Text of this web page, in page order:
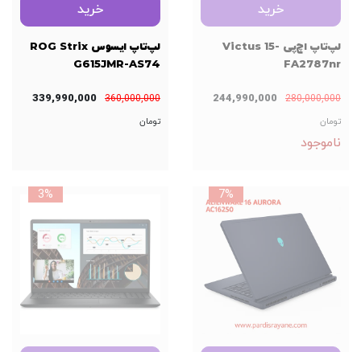
خرید
لپ‌تاپ اچ‌پی Victus 15-
FA2787nr
280,000,000
244,990,000
تومان
ناموجود
خرید
لپ‌تاپ ایسوس ROG Strix
G615JMR-AS74
360,000,000
339,990,000
تومان
7%
3%